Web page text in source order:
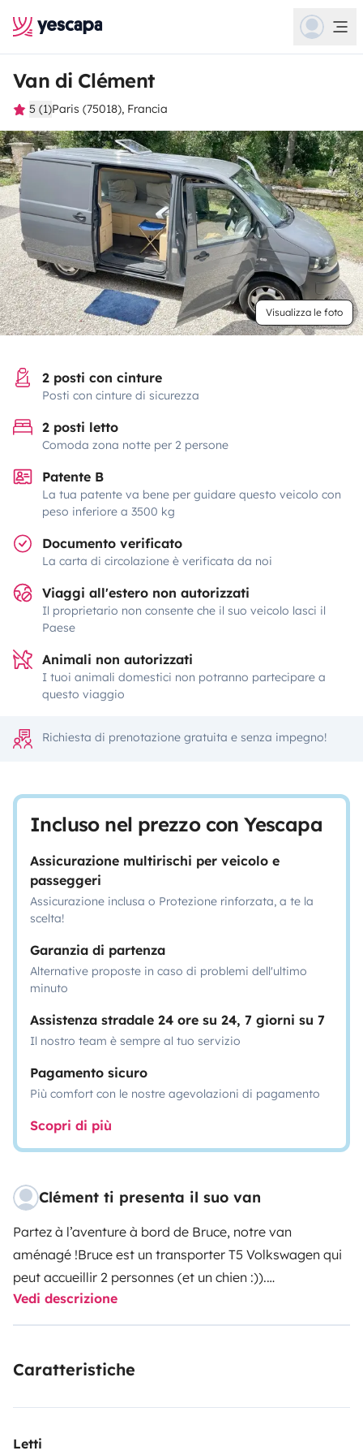
Van di Clément
5 (1)Paris (75018), Francia
Visualizza le foto
2 posti con cinture
Posti con cinture di sicurezza
2 posti letto
Comoda zona notte per 2 persone
Patente B
La tua patente va bene per guidare questo veicolo con
peso inferiore a 3500 kg
Documento verificato
La carta di circolazione è verificata da noi
Viaggi all'estero non autorizzati
Il proprietario non consente che il suo veicolo lasci il
Paese
Animali non autorizzati
I tuoi animali domestici non potranno partecipare a
questo viaggio
Richiesta di prenotazione gratuita e senza impegno!
Incluso nel prezzo con Yescapa
Assicurazione multirischi per veicolo e
passeggeri
Assicurazione inclusa o Protezione rinforzata, a te la
scelta!
Garanzia di partenza
Alternative proposte in caso di problemi dell'ultimo
minuto
Assistenza stradale 24 ore su 24, 7 giorni su 7
Il nostro team è sempre al tuo servizio
Pagamento sicuro
Più comfort con le nostre agevolazioni di pagamento
Scopri di più
Clément ti presenta il suo van
Partez à l’aventure à bord de Bruce, notre van
aménagé !Bruce est un transporter T5 Volkswagen qui
peut accueillir 2 personnes (et un chien :)).
L’aménagement a été pensé, conçu et réalisé par nous
et l’atelier « Les Conceptions du Dahut » au printemps
l’adresse suivante :
fonctionnalités optimales et un vrai confort de
Vedi descrizione
Caratteristiche
Letti